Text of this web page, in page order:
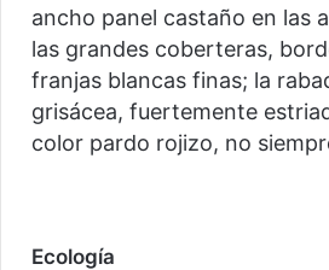
ancho panel castaño en las
las grandes coberteras,
franjas blancas finas; la
grisácea, fuertemente
color pardo rojizo, no
Ecología